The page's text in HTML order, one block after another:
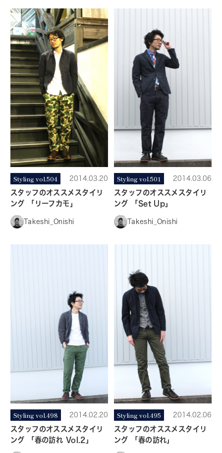
Styling vol.504 2014.03.20
スタッフのオススメスタイリ
ング 「リーフカモ」
Takeshi_Onishi
Styling vol.501 2014.03.06
スタッフのオススメスタイリ
ング 「Set Up」
Takeshi_Onishi
Styling vol.498 2014.02.20
スタッフのオススメスタイリ
ング 「春の訪れ Vol.2」
Styling vol.495 2014.02.06
スタッフのオススメスタイリ
ング 「春の訪れ」